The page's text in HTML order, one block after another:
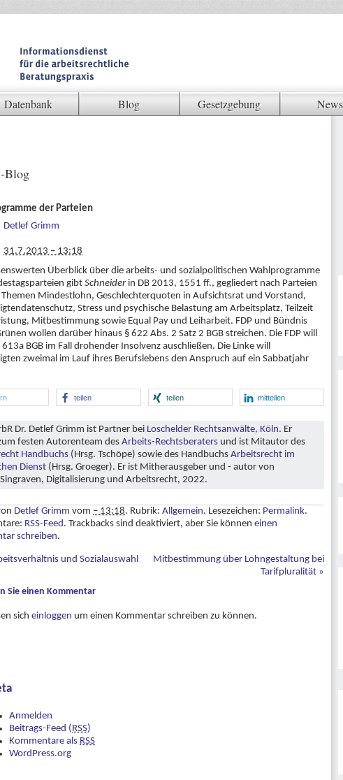
Datenbank Blog Gesetzgebung News
Blog
der Parteien
Detlef Grimm
31.7.2013 – 13:18
Überblick über die arbeits- und sozialpolitischen Wahlprogramme
gibt Schneider in DB 2013, 1551 ff., gegliedert nach Parteien
Mindestlohn, Geschlechterquoten in Aufsichtsrat und Vorstand,
Stress und psychische Belastung am Arbeitsplatz, Teilzeit
Mitbestimmung sowie Equal Pay und Leiharbeit. FDP und Bündnis
wollen darüber hinaus § 622 Abs. 2 Satz 2 BGB streichen. Die FDP will
BGB im Fall drohender Insolvenz auschließen. Die Linke will
zweimal im Lauf ihres Berufslebens den Anspruch auf ein Sabbatjahr
teilen teilen mitteilen
Dr. Detlef Grimm ist Partner bei Loschelder Rechtsanwälte, Köln. Er
festen Autorenteam des Arbeits-Rechtsberaters und ist Mitautor des
Handbuchs (Hrsg. Tschöpe) sowie des Handbuchs Arbeitsrecht im
Dienst (Hrsg. Groeger). Er ist Mitherausgeber und - autor von
Digitalisierung und Arbeitsrecht, 2022.
Detlef Grimm vom – 13:18. Rubrik: Allgemein. Lesezeichen: Permalink.
RSS-Feed. Trackbacks sind deaktiviert, aber Sie können einen
schreiben.
und Sozialauswahl
Mitbestimmung über Lohngestaltung bei
Tarifpluralität »
Sie einen Kommentar
sich einloggen um einen Kommentar schreiben zu können.
Anmelden
Beitrags-Feed (RSS)
Kommentare als RSS
WordPress.org